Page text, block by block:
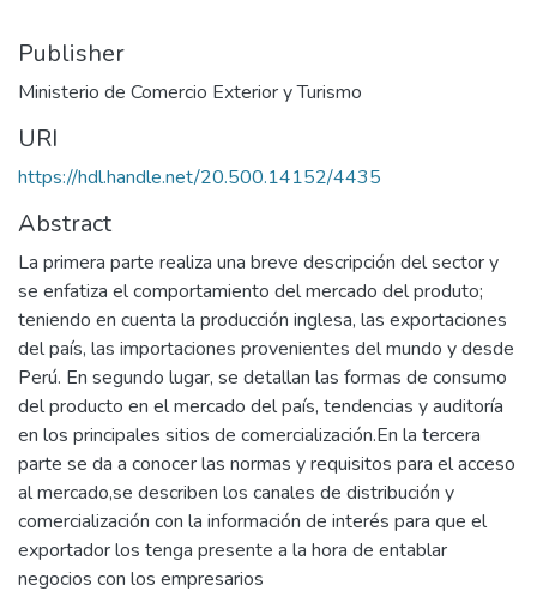
Publisher
Ministerio de Comercio Exterior y Turismo
URI
https://hdl.handle.net/20.500.14152/4435
Abstract
La primera parte realiza una breve descripción del sector y
se enfatiza el comportamiento del mercado del produto;
teniendo en cuenta la producción inglesa, las exportaciones
del país, las importaciones provenientes del mundo y desde
Perú. En segundo lugar, se detallan las formas de consumo
del producto en el mercado del país, tendencias y auditoría
en los principales sitios de comercialización.En la tercera
parte se da a conocer las normas y requisitos para el acceso
al mercado,se describen los canales de distribución y
comercialización con la información de interés para que el
exportador los tenga presente a la hora de entablar
negocios con los empresarios